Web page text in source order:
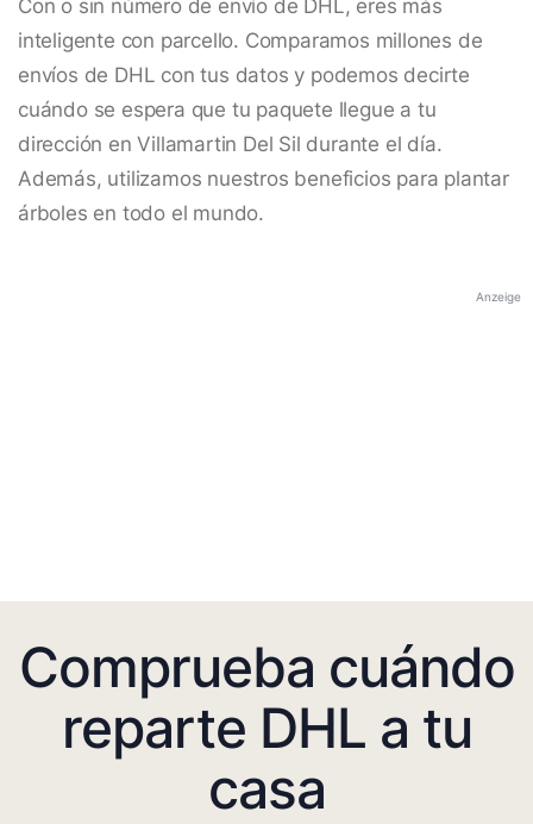
Con o sin número de envío de DHL, eres más
inteligente con parcello. Comparamos millones de
envíos de DHL con tus datos y podemos decirte
cuándo se espera que tu paquete llegue a tu
dirección en Villamartin Del Sil durante el día.
Además, utilizamos nuestros beneficios para plantar
árboles en todo el mundo.
Anzeige
Comprueba cuándo
reparte DHL a tu
casa